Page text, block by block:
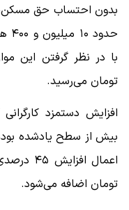
بدون احتساب حق مسکن،
تومان می‌رسید.
افزایش دستمزد
بیش از سطح یادشده
تومان اضافه می‌شود.